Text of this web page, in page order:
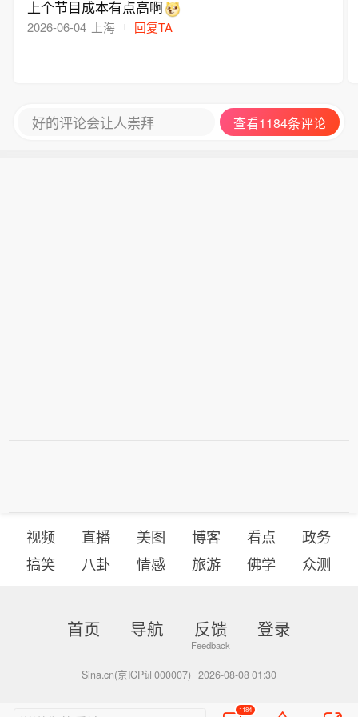
上个节目成本有点高啊
2026-06-04 上海 回复TA
好的评论会让人崇拜 查看1184条评论
视频 直播 美图 博客 看点
政务
搞笑
八卦 情感 旅游 佛学 众测
首页 导航 反馈 登录
Sina.cn(京ICP证000007) 2026-08-08 01:30
1184